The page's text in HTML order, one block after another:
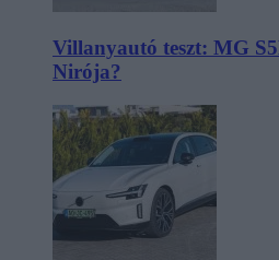
Villanyautó teszt: MG
Nirója?